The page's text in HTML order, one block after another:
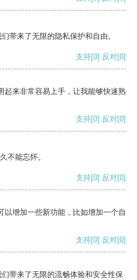
带来了无限的隐私保护和自由。
支持[0] 反对[0]
起来非常容易上手，让我能够快速熟
支持[0] 反对[0]
不能忘怀。
支持[0] 反对[0]
以增加一些新功能，比如增加一个自
支持[0] 反对[0]
带来了无限的流畅体验和安全性保